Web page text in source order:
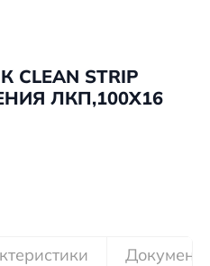
CLEAN STRIP
ЛКП,100Х16